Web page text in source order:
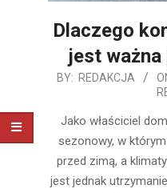
Dlaczego
jest ważna
2019-
BY: REDAKCJA
Jako właściciel
sezonowy, w
przed zimą, a
jest jednak